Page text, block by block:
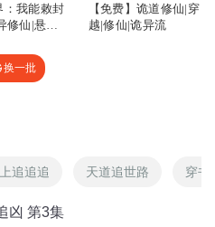
1
：我能敕封
修仙|悬疑
|道诡异仙
【免费】诡道修仙|穿
越|修仙|诡异流
换一批
追追追 天道追世路 穿书
凶 第3集